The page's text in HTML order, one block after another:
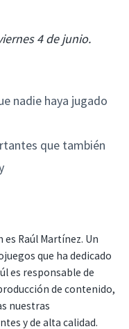
4 de junio.
nadie haya jugado
que también
es Raúl Martínez. Un
que ha dedicado
es responsable de
de contenido,
nuestras
y de alta calidad.